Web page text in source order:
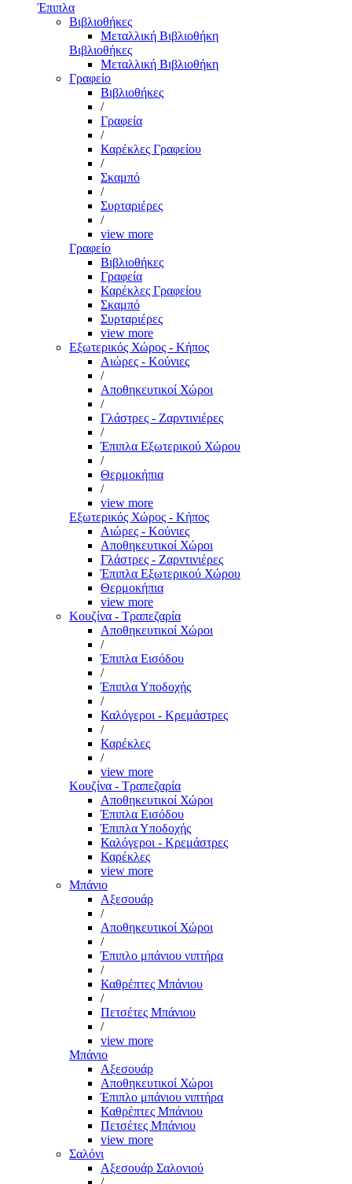
Έπιπλα
Βιβλιοθήκες
Μεταλλική Βιβλιοθήκη
Βιβλιοθήκες
Μεταλλική Βιβλιοθήκη
Γραφείο
Βιβλιοθήκες
/
Γραφεία
/
Καρέκλες Γραφείου
/
Σκαμπό
/
Συρταριέρες
/
view more
Γραφείο
Βιβλιοθήκες
Γραφεία
Καρέκλες Γραφείου
Σκαμπό
Συρταριέρες
view more
Εξωτερικός Χώρος - Κήπος
Αιώρες - Κούνιες
/
Αποθηκευτικοί Χώροι
/
Γλάστρες - Ζαρντινιέρες
/
Έπιπλα Εξωτερικού Χώρου
/
Θερμοκήπια
/
view more
Εξωτερικός Χώρος - Κήπος
Αιώρες - Κούνιες
Αποθηκευτικοί Χώροι
Γλάστρες - Ζαρντινιέρες
Έπιπλα Εξωτερικού Χώρου
Θερμοκήπια
view more
Κουζίνα - Τραπεζαρία
Αποθηκευτικοί Χώροι
/
Έπιπλα Εισόδου
/
Έπιπλα Υποδοχής
/
Καλόγεροι - Κρεμάστρες
/
Καρέκλες
/
view more
Κουζίνα - Τραπεζαρία
Αποθηκευτικοί Χώροι
Έπιπλα Εισόδου
Έπιπλα Υποδοχής
Καλόγεροι - Κρεμάστρες
Καρέκλες
view more
Μπάνιο
Αξεσουάρ
/
Αποθηκευτικοί Χώροι
/
Έπιπλο μπάνιου νιπτήρα
/
Καθρέπτες Μπάνιου
/
Πετσέτες Μπάνιου
/
view more
Μπάνιο
Αξεσουάρ
Αποθηκευτικοί Χώροι
Έπιπλο μπάνιου νιπτήρα
Καθρέπτες Μπάνιου
Πετσέτες Μπάνιου
view more
Σαλόνι
Αξεσουάρ Σαλονιού